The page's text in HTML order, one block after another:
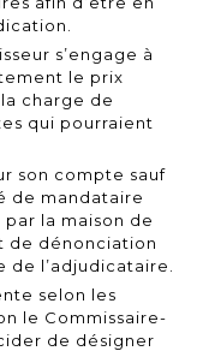
s’engage à
le prix
charge de
qui pourraient
son compte sauf
de mandataire
la maison de
de dénonciation
l’adjudicataire.
selon les
le Commissaire-
de désigner